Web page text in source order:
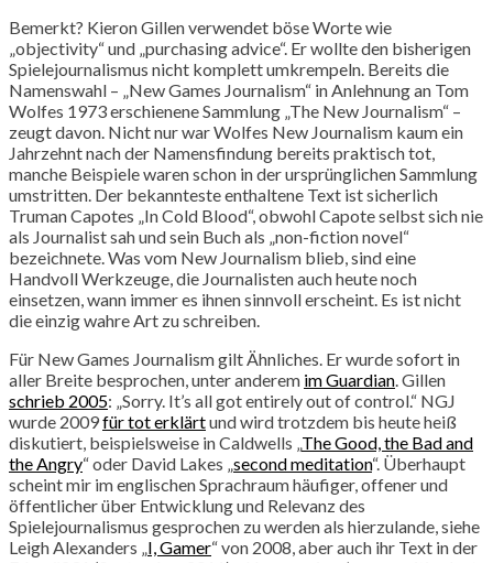
Bemerkt? Kieron Gillen verwendet böse Worte wie
„objectivity“ und „purchasing advice“. Er wollte den bisherigen
Spielejournalismus nicht komplett umkrempeln. Bereits die
Namenswahl – „New Games Journalism“ in Anlehnung an Tom
Wolfes 1973 erschienene Sammlung „The New Journalism“ –
zeugt davon. Nicht nur war Wolfes New Journalism kaum ein
Jahrzehnt nach der Namensfindung bereits praktisch tot,
manche Beispiele waren schon in der ursprünglichen Sammlung
umstritten. Der bekannteste enthaltene Text ist sicherlich
Truman Capotes „In Cold Blood“, obwohl Capote selbst sich nie
als Journalist sah und sein Buch als „non-fiction novel“
bezeichnete. Was vom New Journalism blieb, sind eine
Handvoll Werkzeuge, die Journalisten auch heute noch
einsetzen, wann immer es ihnen sinnvoll erscheint. Es ist nicht
die einzig wahre Art zu schreiben.
Für New Games Journalism gilt Ähnliches. Er wurde sofort in
aller Breite besprochen, unter anderem im Guardian . Gillen
schrieb 2005: „Sorry. It’s all got entirely out of control.“ NGJ
wurde 2009für tot erklärtund wird trotzdem bis heute heiß
diskutiert, beispielsweise in Caldwells „ The Good, the Bad and
the Angry“ oder David Lakes „ second meditation“. Überhaupt
scheint mir im englischen Sprachraum häufiger, offener und
öffentlicher über Entwicklung und Relevanz des
Spielejournalismus gesprochen zu werden als hierzulande, siehe
Leigh Alexanders „ I, Gamer“ von 2008, aber auch ihr Text in der